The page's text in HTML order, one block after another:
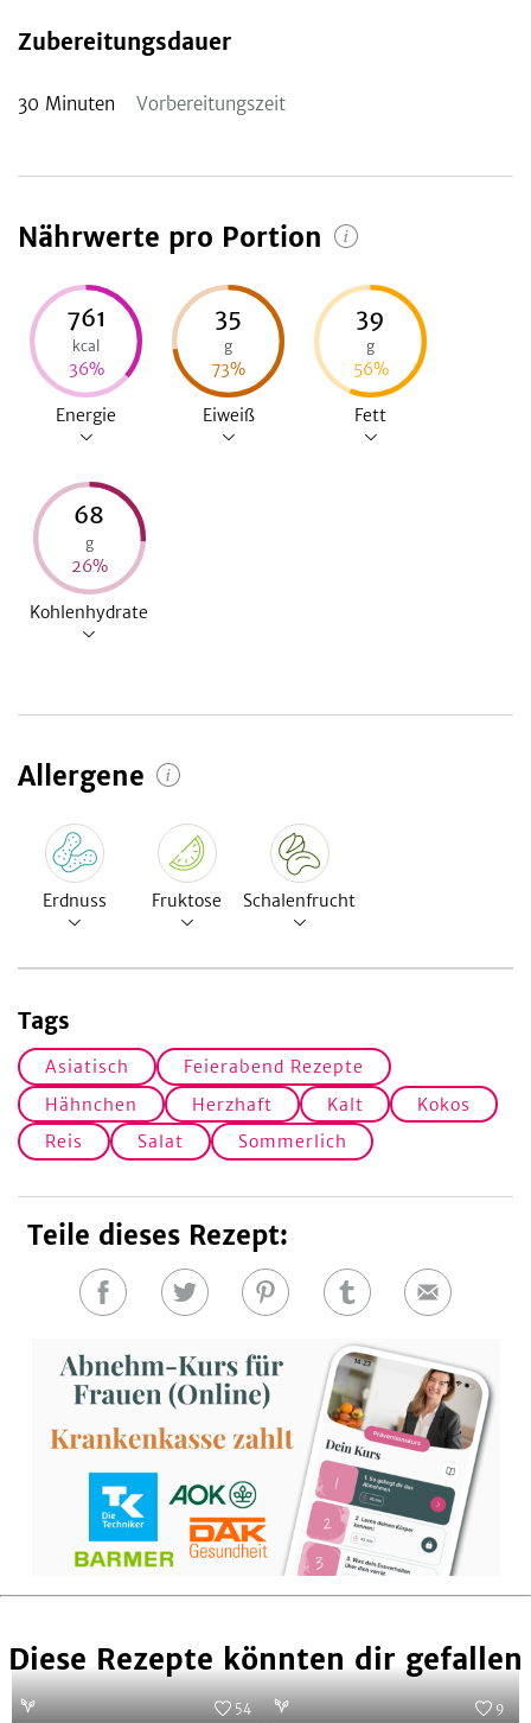
Zubereitungsdauer
30 Minuten Vorbereitungszeit
Nährwerte pro Portion
761
kcal
36%
Energie
35
g
73%
Eiweiß
39
g
56%
Fett
68
g
26%
Kohlenhydrate
Allergene
Erdnuss Fruktose Schalenfrucht
Tags
Asiatisch
Feierabend Rezepte
Hähnchen
Herzhaft Kalt
Kokos
Reis
Salat Sommerlich
Teile dieses Rezept:
Auf
teilen
Auf
teilen
Auf
teilen
Auf
teilen
E-
Diese Rezepte könnten dir gefallen
54 9